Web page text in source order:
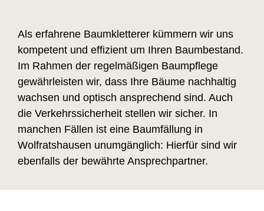
Als erfahrene Baumkletterer kümmern wir uns
kompetent und effizient um Ihren Baumbestand.
Im Rahmen der regelmäßigen Baumpflege
gewährleisten wir, dass Ihre Bäume nachhaltig
wachsen und optisch ansprechend sind. Auch
die Verkehrssicherheit stellen wir sicher. In
manchen Fällen ist eine Baumfällung in
Wolfratshausen unumgänglich: Hierfür sind wir
ebenfalls der bewährte Ansprechpartner.